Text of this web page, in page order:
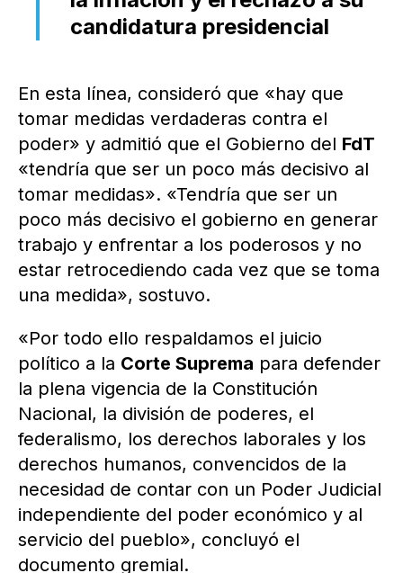
candidatura presidencial
En esta línea, consideró que «hay que
tomar medidas verdaderas contra el
poder» y admitió que el Gobierno del FdT
«tendría que ser un poco más decisivo al
tomar medidas». «Tendría que ser un
poco más decisivo el gobierno en generar
trabajo y enfrentar a los poderosos y no
estar retrocediendo cada vez que se toma
una medida», sostuvo.
«Por todo ello respaldamos el juicio
político a la Corte Suprema para defender
la plena vigencia de la Constitución
Nacional, la división de poderes, el
federalismo, los derechos laborales y los
derechos humanos, convencidos de la
necesidad de contar con un Poder Judicial
independiente del poder económico y al
servicio del pueblo», concluyó el
documento gremial.